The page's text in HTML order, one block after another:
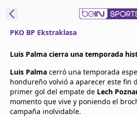
Language
EN ES
Edition
United States
PKO BP Ekstraklasa
Luis Palma cierra una temporada
Luis Palma cerró una temporada
hondureño volvió a aparecer este fin
primer gol del empate de Lech
momento que vive y poniendo el
campaña inolvidable.